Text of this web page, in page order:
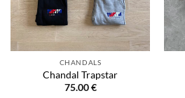
pueden
elegir
en
la
página
de
CHANDALS
Chandal Trapstar
75.00€